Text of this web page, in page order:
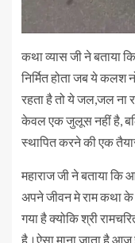
कथा व्यास जी ने बताया
निर्मित होता जब ये कलश
रहता है तो ये जल,जल ना
केवल एक जुलूस नहीं है,
स्थापित करने की एक
महाराज जी ने बताया
अपने जीवन मे राम कथा
गया है क्योकि श्री
है।ऐसा माना जाता है आज